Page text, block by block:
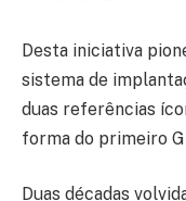
Desta iniciativa
sistema de
duas referências
forma do primeiro
Duas décadas